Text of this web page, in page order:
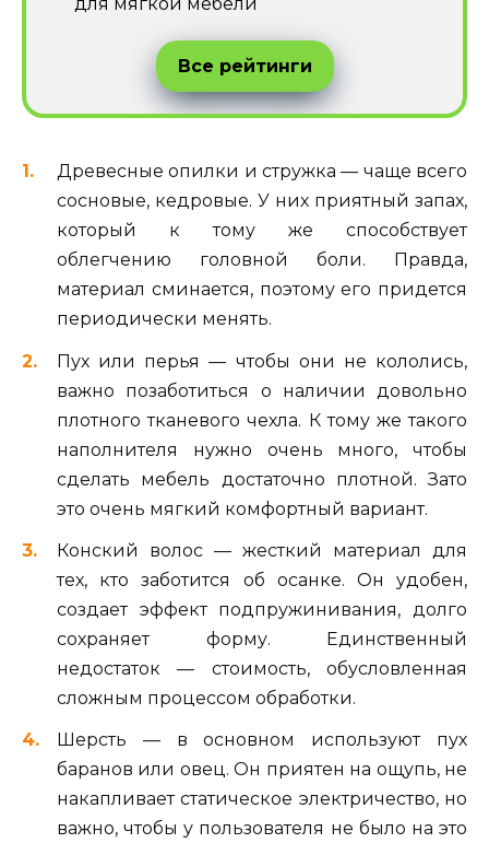
Все рейтинги
Древесные опилки и стружка — чаще всего
сосновые, кедровые. У них приятный запах,
который к тому же способствует
облегчению головной боли. Правда,
материал сминается, поэтому его придется
периодически менять.
Пух или перья — чтобы они не кололись,
важно позаботиться о наличии довольно
плотного тканевого чехла. К тому же такого
наполнителя нужно очень много, чтобы
сделать мебель достаточно плотной. Зато
это очень мягкий комфортный вариант.
Конский волос — жесткий материал для
тех, кто заботится об осанке. Он удобен,
создает эффект подпружинивания, долго
сохраняет форму. Единственный
недостаток — стоимость, обусловленная
сложным процессом обработки.
Шерсть — в основном используют пух
баранов или овец. Он приятен на ощупь, не
накапливает статическое электричество, но
важно, чтобы у пользователя не было на это